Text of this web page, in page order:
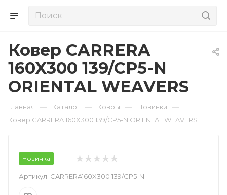
Ковер CARRERA
160X300 139/CP5-N
ORIENTAL WEAVERS
Главная — Каталог — Ковры — Новинки —
Ковер CARRERA 160X300 139/CP5-N ORIENTAL WEAVERS
Новинка
Артикул: CARRERA160X300 139/CP5-N